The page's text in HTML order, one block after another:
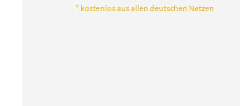
* kostenlos aus allen deutschen Netzen